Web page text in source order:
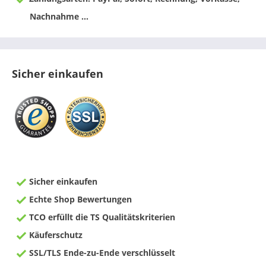
Nachnahme ...
Sicher einkaufen
Sicher einkaufen
Echte Shop Bewertungen
TCO erfüllt die TS Qualitätskriterien
Käuferschutz
SSL/TLS Ende-zu-Ende verschlüsselt